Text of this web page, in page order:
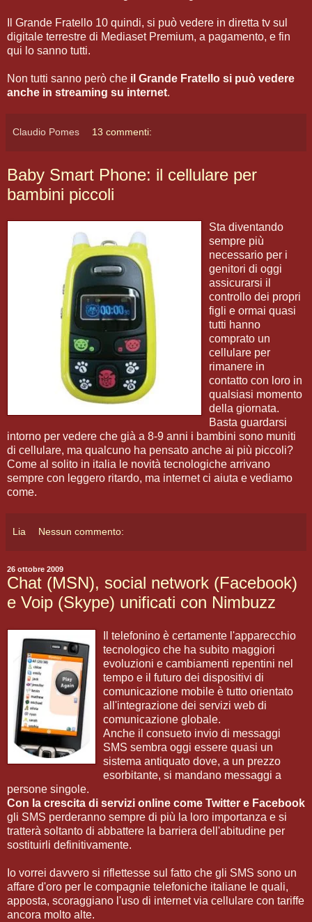
Il Grande Fratello 10 quindi, si può vedere in diretta tv sul
digitale terrestre di Mediaset Premium, a pagamento, e fin
qui lo sanno tutti.
Non tutti sanno però che il Grande Fratello si può vedere
anche in streaming su internet.
Claudio Pomes 13 commenti:
Baby Smart Phone: il cellulare per
bambini piccoli
Sta diventando
sempre più
necessario per i
genitori di oggi
assicurarsi il
controllo dei propri
figli e ormai quasi
tutti hanno
comprato un
cellulare per
rimanere in
contatto con loro in
qualsiasi momento
della giornata.
Basta guardarsi
intorno per vedere che già a 8-9 anni i bambini sono muniti
di cellulare, ma qualcuno ha pensato anche ai più piccoli?
Come al solito in italia le novità tecnologiche arrivano
sempre con leggero ritardo, ma internet ci aiuta e vediamo
come.
Lia Nessun commento:
26 ottobre 2009
Chat (MSN), social network (Facebook)
e Voip (Skype) unificati con Nimbuzz
Il telefonino è certamente l'apparecchio
tecnologico che ha subito maggiori
evoluzioni e cambiamenti repentini nel
tempo e il futuro dei dispositivi di
comunicazione mobile è tutto orientato
all'integrazione dei servizi web di
comunicazione globale.
Anche il consueto invio di messaggi
SMS sembra oggi essere quasi un
sistema antiquato dove, a un prezzo
esorbitante, si mandano messaggi a
persone singole.
Con la crescita di servizi online come Twitter e Facebook
gli SMS perderanno sempre di più la loro importanza e si
tratterà soltanto di abbattere la barriera dell'abitudine per
sostituirli definitivamente.
Io vorrei davvero si riflettesse sul fatto che gli SMS sono un
affare d'oro per le compagnie telefoniche italiane le quali,
apposta, scoraggiano l'uso di internet via cellulare con tariffe
ancora molto alte.